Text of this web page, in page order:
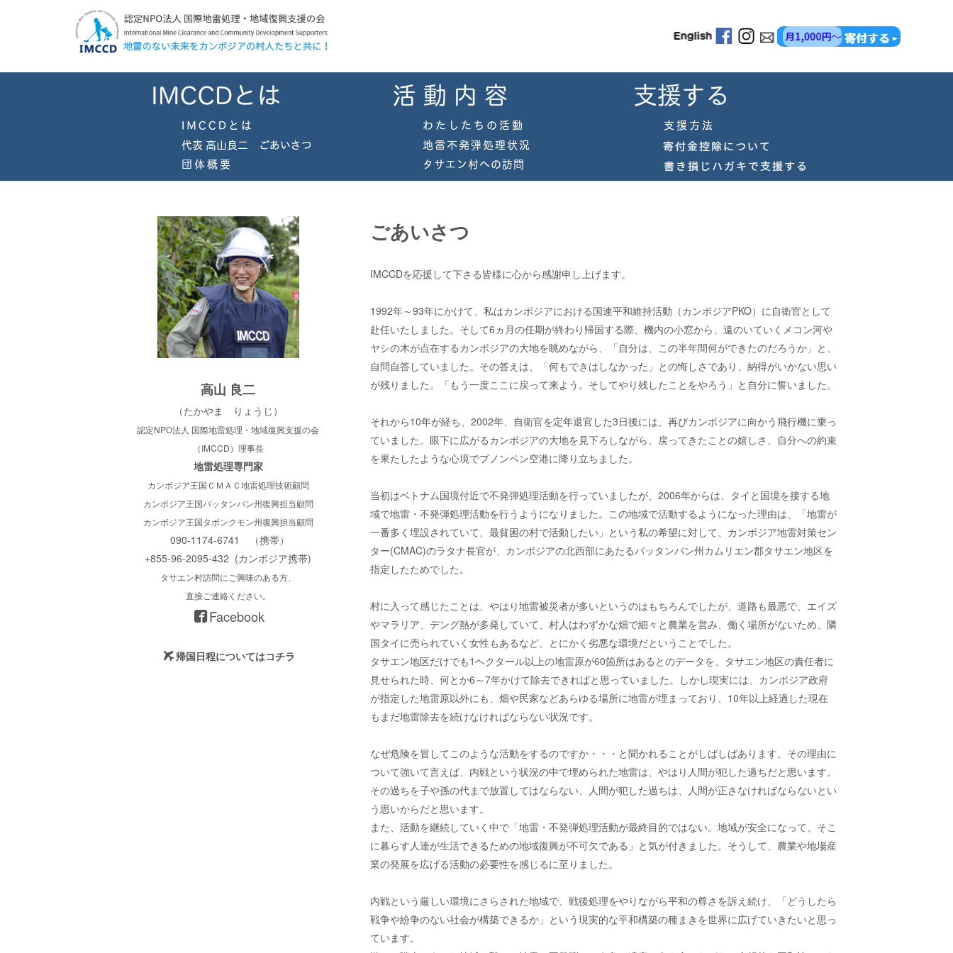
高山 良二
（たかやま りょうじ）
認定NPO法人 国際地雷処理・地域復興支援の会
（IMCCD）理事長
地雷処理専門家
カンボジア王国ＣＭＡＣ地雷処理技術顧問
カンボジア王国バッタンバン州復興担当顧問
カンボジア王国タボンクモン州復興担当顧問
090-1174-6741 （携帯）
+855-96-2095-432 (カンボジア携帯)
タサエン村訪問にご興味のある方、
直接ご連絡ください。
Facebook
帰国日程についてはコチラ
ごあいさつ
IMCCDを応援して下さる皆様に心から感謝申し上げます。
1992年～93年にかけて、私はカンボジアにおける国連平和維持活動（カンボジアPKO）に自衛官として
赴任いたしました。そして6 ヵ月の任期が終わり帰国する際、機内の小窓から、遠のいていくメコン河や
ヤシの木が点在するカンボジアの大地を眺めながら、「自分は、この半年間何ができたのだろうか」と、
自問自答していました。その答えは、「何もできはしなかった」との悔しさであり、納得がいかない思い
が残りました。「もう一度ここに戻って来よう。そしてやり残したことをやろう」と自分に誓いました。
それから10年が経ち、2002年、自衛官を定年退官した3日後には、再びカンボジアに向かう飛行機に乗っ
ていました。眼下に広がるカンボジアの大地を見下ろしながら、戻ってきたことの嬉しさ、自分への約束
を果たしたような心境でプノンペン空港に降り立ちました。
当初はベトナム国境付近で不発弾処理活動を行っていましたが、2006年からは、タイと国境を接する地
域で地雷・不発弾処理活動を行うようになりました。この地域で活動するようになった理由は、「地雷が
一番多く埋設されていて、最貧困の村で活動したい」という私の希望に対して、カンボジア地雷対策セン
ター(CMAC)のラタナ長官が、カンボジアの北西部にあたるバッタンバン州カムリエン郡タサエン地区を
指定したためでした。
村に入って感じたことは、やはり地雷被災者が多いというのはもちろんでしたが、道路も最悪で、エイズ
やマラリア、デング熱が多発していて、村人はわずかな畑で細々と農業を営み、働く場所がないため、隣
国タイに売られていく女性もあるなど、とにかく劣悪な環境だということでした。
タサエン地区だけでも1ヘクタール以上の地雷原が60箇所はあるとのデータを、タサエン地区の責任者に
見せられた時、何とか6 ～7年かけて除去できればと思っていました。しかし現実には、カンボジア政府
が指定した地雷原以外にも、畑や民家などあらゆる場所に地雷が埋まっており、 10年以上経過した現在
もまだ地雷除去を続けなければならない状況です。
なぜ危険を冒してこのような活動をするのですか・・・と聞かれることがしばしばあります。その理由に
ついて強いて言えば、内戦という状況の中で埋められた地雷は、やはり人間が犯した過ちだと思います。
その過ちを子や孫の代まで放置してはならない、人間が犯した過ちは、人間が正さなければならないとい
う思いからだと思います。
また、活動を継続していく中で「地雷・不発弾処理活動が最終目的ではない。地域が安全になって、そこ
に暮らす人達が生活できるための地域復興が不可欠である」と気が付きました。そうして、農業や地場産
業の発展を広げる活動の必要性を感じるに至りました。
内戦という厳しい環境にさらされた地域で、戦後処理をやりながら平和の尊さを訴え続け、「どうしたら
戦争や紛争のない社会が構築できるか」という現実的な平和構築の種まきを世界に広げていきたいと思っ
ています。